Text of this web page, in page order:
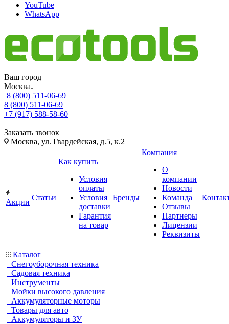
YouTube
WhatsApp
Ваш город
Москва
8 (800) 511-06-69
8 (800) 511-06-69
+7 (917) 588-58-60
Заказать звонок
Москва, ул. Гвардейская, д.5, к.2
Акции
Статьи
Как купить
Условия
оплаты
Условия
доставки
Гарантия
на товар
Бренды
Компания
О
компании
Новости
Команда
Отзывы
Партнеры
Лицензии
Реквизиты
Каталог
Снегоуборочная техника
Садовая техника
Инструменты
Мойки высокого давления
Аккумуляторные моторы
Товары для авто
Аккумуляторы и ЗУ